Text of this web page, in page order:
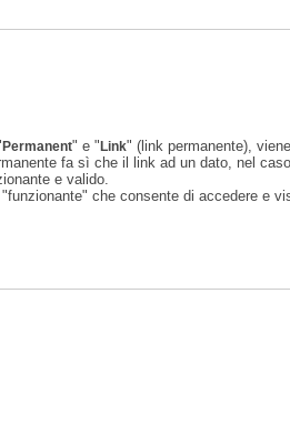
Permanent" e "Link" (link permanente),
fa sì che il link ad un dato, nel
e valido.
che consente di accedere e